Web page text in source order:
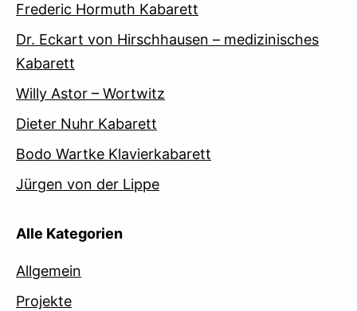
Frederic Hormuth Kabarett
Dr. Eckart von Hirschhausen – medizinisches
Kabarett
Willy Astor – Wortwitz
Dieter Nuhr Kabarett
Bodo Wartke Klavierkabarett
Jürgen von der Lippe
Alle Kategorien
Allgemein
Projekte